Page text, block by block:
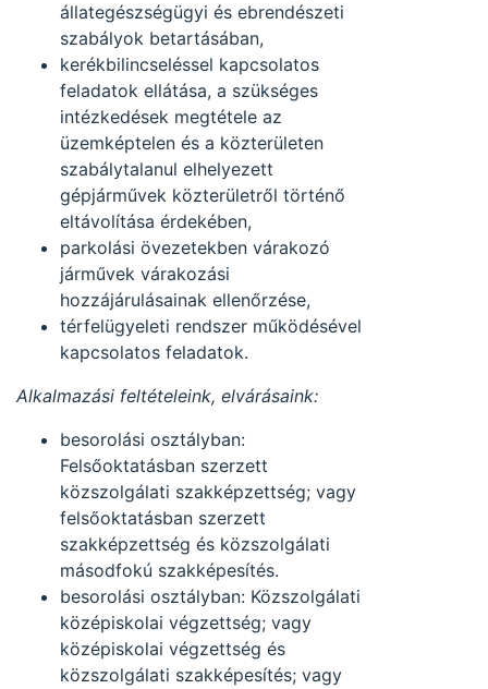
állategészségügyi és ebrendészeti
szabályok betartásában,
kerékbilincseléssel kapcsolatos
feladatok ellátása, a szükséges
intézkedések megtétele az
üzemképtelen és a közterületen
szabálytalanul elhelyezett
gépjárművek közterületről történő
eltávolítása érdekében,
parkolási övezetekben várakozó
járművek várakozási
hozzájárulásainak ellenőrzése,
térfelügyeleti rendszer működésével
kapcsolatos feladatok.
Alkalmazási feltételeink, elvárásaink:
besorolási osztályban:
Felsőoktatásban szerzett
közszolgálati szakképzettség; vagy
felsőoktatásban szerzett
szakképzettség és közszolgálati
másodfokú szakképesítés.
besorolási osztályban: Közszolgálati
középiskolai végzettség; vagy
középiskolai végzettség és
közszolgálati szakképesítés; vagy